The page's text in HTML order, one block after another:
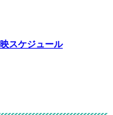
スケジュール